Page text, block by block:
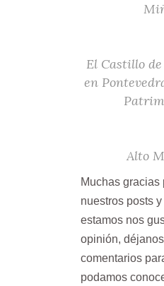
El Castillo
en
Alto
Muchas gracias
nuestros posts
estamos nos
opinión,
comentarios
podamos